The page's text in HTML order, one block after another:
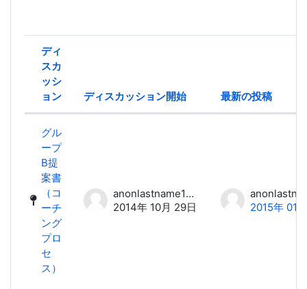
ディスカッション一覧です。1 / 1
ステータス
ディ
スカ
ッシ
ョン
ディスカッション開始 最新の投稿
グル
ープ
B提
案書
（コ
ーチ
ング
プロ
セ
ス）
anonlastname18 anonfirstname18
2014年 10月 29日
2015年 01